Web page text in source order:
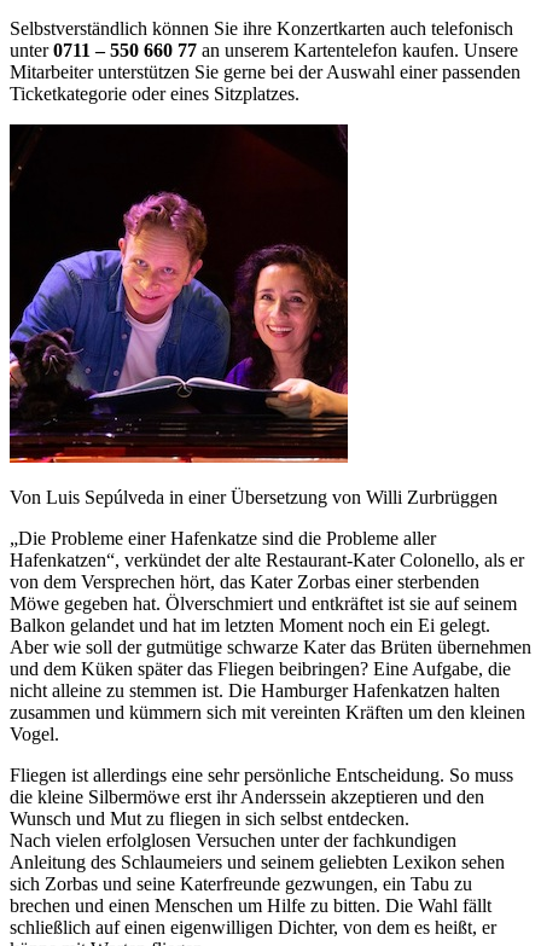
Selbstverständlich können Sie ihre Konzertkarten auch telefonisch
unter0711 – 550 660 77 an unserem Kartentelefon kaufen. Unsere
Mitarbeiter unterstützen Sie gerne bei der Auswahl einer passenden
Ticketkategorie oder eines Sitzplatzes.
Von Luis Sepúlveda in einer Übersetzung von Willi Zurbrüggen
„Die Probleme einer Hafenkatze sind die Probleme aller
Hafenkatzen“, verkündet der alte Restaurant-Kater Colonello, als er
von dem Versprechen hört, das Kater Zorbas einer sterbenden
Möwe gegeben hat. Ölverschmiert und entkräftet ist sie auf seinem
Balkon gelandet und hat im letzten Moment noch ein Ei gelegt.
Aber wie soll der gutmütige schwarze Kater das Brüten übernehmen
und dem Küken später das Fliegen beibringen? Eine Aufgabe, die
nicht alleine zu stemmen ist. Die Hamburger Hafenkatzen halten
zusammen und kümmern sich mit vereinten Kräften um den kleinen
Vogel.
Fliegen ist allerdings eine sehr persönliche Entscheidung. So muss
die kleine Silbermöwe erst ihr Anderssein akzeptieren und den
Wunsch und Mut zu fliegen in sich selbst entdecken.
Nach vielen erfolglosen Versuchen unter der fachkundigen
Anleitung des Schlaumeiers und seinem geliebten Lexikon sehen
sich Zorbas und seine Katerfreunde gezwungen, ein Tabu zu
brechen und einen Menschen um Hilfe zu bitten. Die Wahl fällt
schließlich auf einen eigenwilligen Dichter, von dem es heißt, er